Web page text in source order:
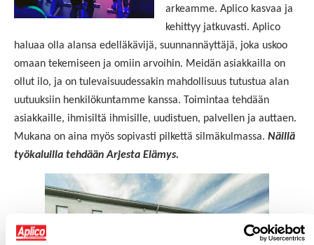
arkeamme. Aplico kasvaa ja
kehittyy jatkuvasti. Aplico
haluaa olla alansa edelläkävijä, suunnannäyttäjä, joka uskoo
omaan tekemiseen ja omiin arvoihin. Meidän asiakkailla on
ollut ilo, ja on tulevaisuudessakin mahdollisuus tutustua alan
uutuuksiin henkilökuntamme kanssa. Toimintaa tehdään
asiakkaille, ihmisiltä ihmisille, uudistuen, palvellen ja auttaen.
Mukana on aina myös sopivasti pilkettä silmäkulmassa. Näillä
työkaluilla tehdään Arjesta Elämys.